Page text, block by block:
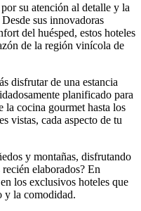
su atención al detalle y la
sus innovadoras
del huésped, estos hoteles
de la región vinícola de
disfrutar de una estancia
planificado para
la cocina gourmet hasta los
vistas, cada aspecto de tu
y montañas, disfrutando
elaborados? En
los exclusivos hoteles que
y la comodidad.